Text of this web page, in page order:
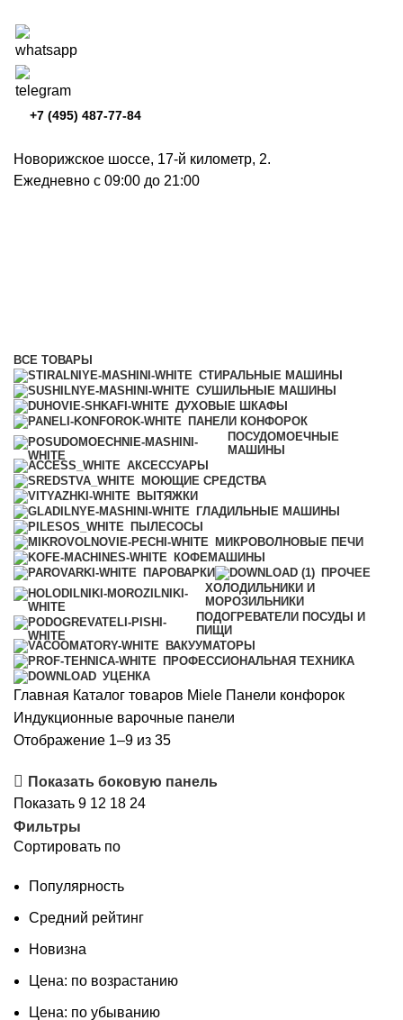
+7 (495) 487-77-84
Новорижское шоссе, 17-й километр, 2.
Ежедневно с 09:00 до 21:00
ВСЕ ТОВАРЫ
СТИРАЛЬНЫЕ МАШИНЫ
СУШИЛЬНЫЕ МАШИНЫ
ДУХОВЫЕ ШКАФЫ
ПАНЕЛИ КОНФОРОК
ПОСУДОМОЕЧНЫЕ
МАШИНЫ
АКСЕССУАРЫ
МОЮЩИЕ СРЕДСТВА
ВЫТЯЖКИ
ГЛАДИЛЬНЫЕ МАШИНЫ
ПЫЛЕСОСЫ
МИКРОВОЛНОВЫЕ ПЕЧИ
КОФЕМАШИНЫ
ПАРОВАРКИ
ПРОЧЕЕ
ХОЛОДИЛЬНИКИ И
МОРОЗИЛЬНИКИ
ПОДОГРЕВАТЕЛИ ПОСУДЫ И
ПИЩИ
ВАКУУМАТОРЫ
ПРОФЕССИОНАЛЬНАЯ ТЕХНИКА
УЦЕНКА
Главная Каталог товаров Miele Панели конфорок
Индукционные варочные панели
Отображение 1–9 из 35Сортировка:
популярности
Показать боковую панель
Показать 9 12 18 24
Фильтры
Сортировать по
Популярность
Средний рейтинг
Новизна
Цена: по возрастанию
Цена: по убыванию